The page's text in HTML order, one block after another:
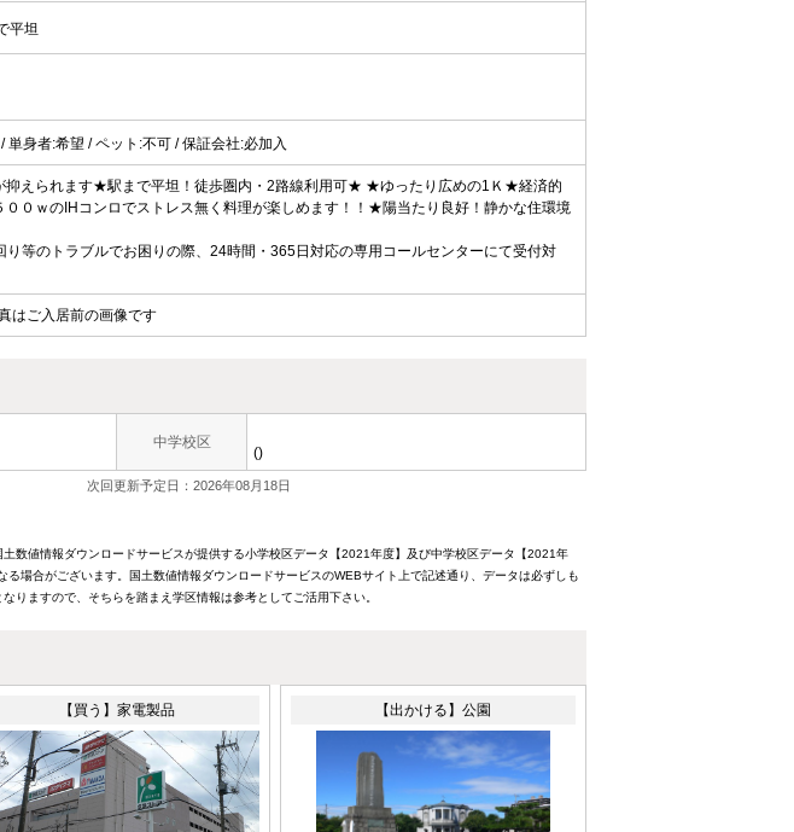
平坦
単身者:希望 / ペット:不可 / 保証会社:必加入
抑えられます★駅まで平坦！徒歩圏内・2路線利用可★ ★ゆったり広めの1Ｋ★経済的
００ｗのIHコンロでストレス無く料理が楽しめます！！★陽当たり良好！静かな住環境
等のトラブルでお困りの際、24時間・365日対応の専用コールセンターにて受付対
ご入居前の画像です
中学校区
()
次回更新予定日：2026年08月18日
数値情報ダウンロードサービスが提供する小学校区データ【2021年度】及び中学校区データ【2021年
場合がございます。国土数値情報ダウンロードサービスのWEBサイト上で記述通り、データは必ずしも
りますので、そちらを踏まえ学区情報は参考としてご活用下さい。
【買う】家電製品 【出かける】公園